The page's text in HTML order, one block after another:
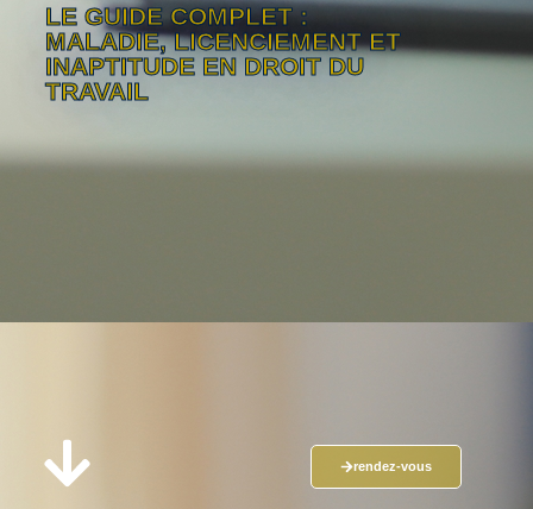
LE GUIDE COMPLET :
MALADIE, LICENCIEMENT ET
INAPTITUDE EN DROIT DU
TRAVAIL
rendez-vous